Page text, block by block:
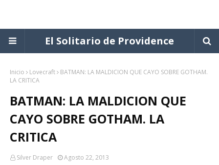
El Solitario de Providence
Inicio Lovecraft
BATMAN: LA MALDICION QUE CAYO SOBRE GOTHAM.
LA CRITICA
BATMAN: LA MALDICION QUE
CAYO SOBRE GOTHAM. LA
CRITICA
Silver Draper Agosto 22, 2013